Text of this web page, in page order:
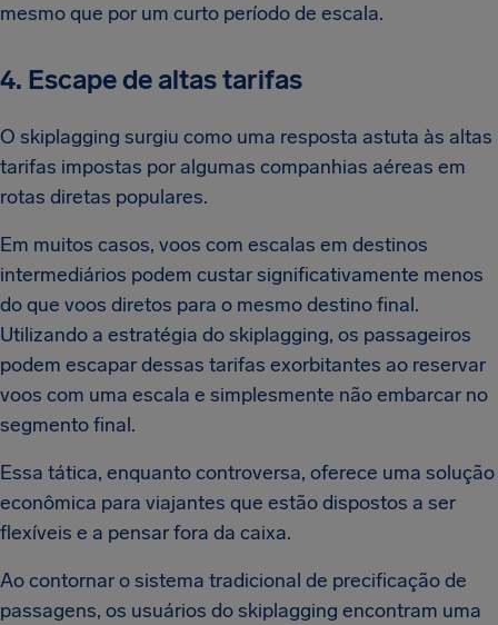
mesmo que por um curto período de escala.
4. Escape de altas tarifas
O skiplagging surgiu como uma resposta astuta às altas
tarifas impostas por algumas companhias aéreas em
rotas diretas populares.
Em muitos casos, voos com escalas em destinos
intermediários podem custar significativamente menos
do que voos diretos para o mesmo destino final.
Utilizando a estratégia do skiplagging, os passageiros
podem escapar dessas tarifas exorbitantes ao reservar
voos com uma escala e simplesmente não embarcar no
segmento final.
Essa tática, enquanto controversa, oferece uma solução
econômica para viajantes que estão dispostos a ser
flexíveis e a pensar fora da caixa.
Ao contornar o sistema tradicional de precificação de
passagens, os usuários do skiplagging encontram uma